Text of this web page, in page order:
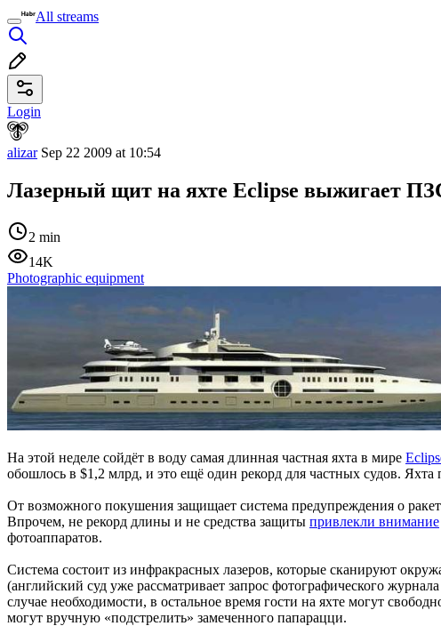
All streams
Login
alizarSep 22 2009 at 10:54
Лазерный щит на яхте Eclipse выжигает
2 min
14K
Photographic equipment
На этой неделе сойдёт в воду самая длинная частная яхта в мире
обошлось в $1,2 млрд, и это ещё один рекорд для частных судов. Яхта
От возможного покушения защищает система предупреждения о
Впрочем, не рекорд длины и не средства защиты привлекли внимание
фотоаппаратов.
Система состоит из инфракрасных лазеров, которые сканируют
(английский суд уже рассматривает запрос фотографического
случае необходимости, в остальное время гости на яхте могут
могут вручную «подстрелить» замеченного папарацци.